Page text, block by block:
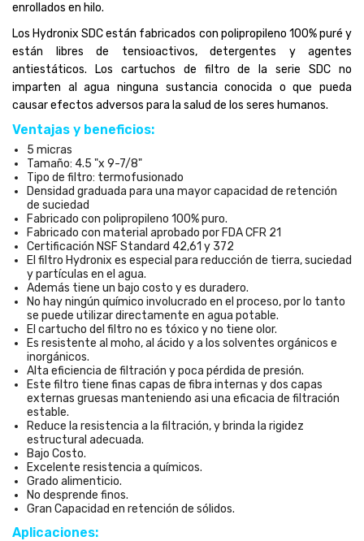
enrollados en hilo.
Los Hydronix SDC están fabricados con polipropileno 100% puré y
están libres de tensioactivos, detergentes y agentes
antiestáticos. Los cartuchos de filtro de la serie SDC no
imparten al agua ninguna sustancia conocida o que pueda
causar efectos adversos para la salud de los seres humanos.
Ventajas y beneficios:
5 micras
Tamaño: 4.5 "x 9-7/8"
Tipo de filtro: termofusionado
Densidad graduada para una mayor capacidad de retención
de suciedad
Fabricado con polipropileno 100% puro.
Fabricado con material aprobado por FDA CFR 21
Certificación NSF Standard 42,61 y 372
El filtro Hydronix es especial para reducción de tierra, suciedad
y partículas en el agua.
Además tiene un bajo costo y es duradero.
No hay ningún químico involucrado en el proceso, por lo tanto
se puede utilizar directamente en agua potable.
El cartucho del filtro no es tóxico y no tiene olor.
Es resistente al moho, al ácido y a los solventes orgánicos e
inorgánicos.
Alta eficiencia de filtración y poca pérdida de presión.
Este filtro tiene finas capas de fibra internas y dos capas
externas gruesas manteniendo asi una eficacia de filtración
estable.
Reduce la resistencia a la filtración, y brinda la rigidez
estructural adecuada.
Bajo Costo.
Excelente resistencia a químicos.
Grado alimenticio.
No desprende finos.
Gran Capacidad en retención de sólidos.
Aplicaciones: